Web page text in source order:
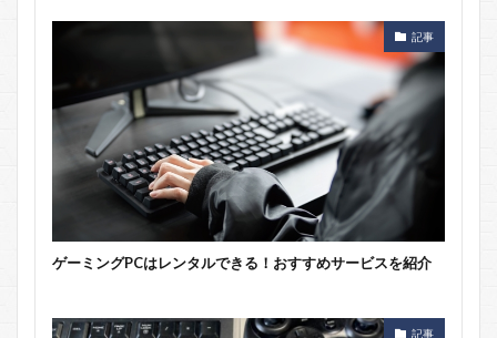
記事
ゲーミングPCはレンタルできる！おすすめサービスを紹介
記事